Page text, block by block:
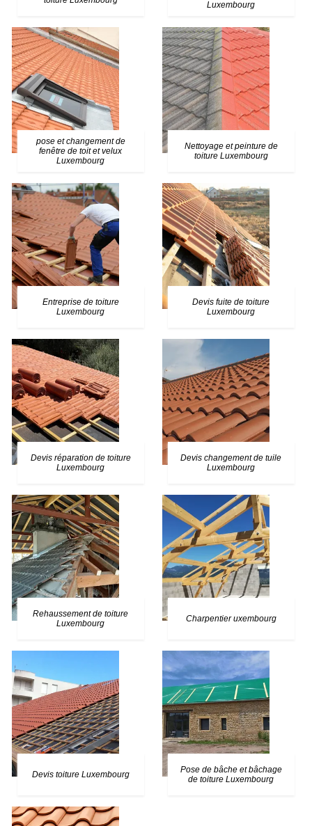
Luxembourg
pose et changement de
fenêtre de toit et velux
Luxembourg
Nettoyage et peinture de
toiture Luxembourg
Entreprise de toiture
Luxembourg
Devis fuite de toiture
Luxembourg
Devis réparation de toiture
Luxembourg
Devis changement de tuile
Luxembourg
Rehaussement de toiture
Luxembourg
Charpentier uxembourg
Devis toiture Luxembourg
Pose de bâche et bâchage
de toiture Luxembourg